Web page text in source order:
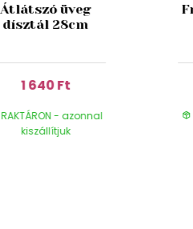
Átlátszó üveg
dísztál 28cm
1 640 Ft
RAKTÁRON - azonnal
kiszállítjuk